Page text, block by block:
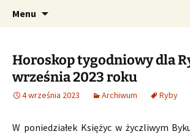
CzaroMarowy
dzienny,
tygodniowy
Profesjonalne przepowiednie
Menu
Horoskop tygodniowy dla
września 2023 roku
4 września 2023 Archiwum Ryby
W poniedziałek Księżyc w życzliwym